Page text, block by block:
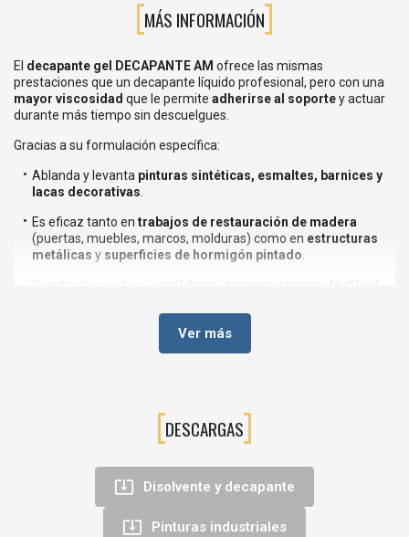
MÁS INFORMACIÓN
El decapante gel DECAPANTE AM ofrece las mismas
prestaciones que un decapante líquido profesional, pero con una
mayor viscosidad que le permite adherirse al soportey actuar
durante más tiempo sin descuelgues.
Gracias a su formulación específica:
Ablanda y levanta pinturas sintéticas, esmaltes, barnices y
lacas decorativas
Es eficaz tanto en trabajos de restauración de madera
(puertas, muebles, marcos, molduras) como en estructuras
metálicas y superficies de hormigón pintado
Se adapta muy bien a
molduras, ranuras y zonas de difícil
Es la solución ideal para profesionales de la
cerrajería, restauración y mantenimiento industrial
💡Ventajas principales
superficies verticales
Alta eficacia decapante
: elimina múltiples capas de pintura,
barniz o esmalte.
Ver más
DESCARGAS
 Disolvente y decapante
 Pinturas industriales